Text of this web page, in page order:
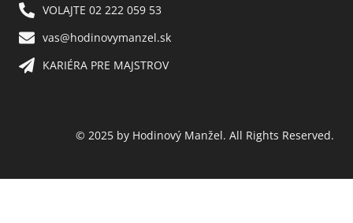
VOLAJTE 02 222 059 53​
vas@hodinovymanzel.sk​
KARIÉRA PRE MAJSTROV​
© 2025 by Hodinový Manžel. All Rights Reserved.